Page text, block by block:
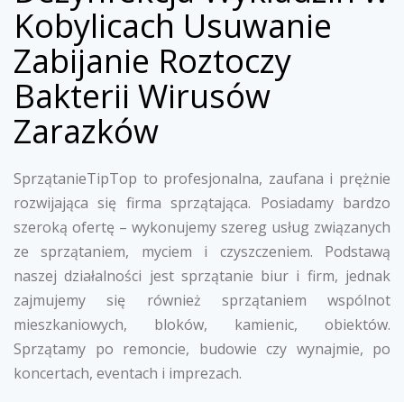
Kobylicach Usuwanie
Zabijanie Roztoczy
Bakterii Wirusów
Zarazków
SprzątanieTipTop to profesjonalna, zaufana i prężnie
rozwijająca się firma sprzątająca. Posiadamy bardzo
szeroką ofertę – wykonujemy szereg usług związanych
ze sprzątaniem, myciem i czyszczeniem. Podstawą
naszej działalności jest sprzątanie biur i firm, jednak
zajmujemy się również sprzątaniem wspólnot
mieszkaniowych, bloków, kamienic, obiektów.
Sprzątamy po remoncie, budowie czy wynajmie, po
koncertach, eventach i imprezach.